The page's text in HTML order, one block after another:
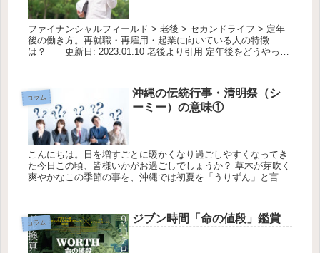
ファイナンシャルフィールド > 老後 > セカンドライフ > 定年
後の働き方。再就職・再雇用・起業に向いている人の特徴
は？ 更新日: 2023.01.10 老後より引用 定年後をどうやって
コラム
沖縄の伝統行事・清明祭（シ
ーミー）の意味①
こんにちは。日を増すごとに暖かくなり過ごしやすくなってき
た今日この頃、皆様いかがお過ごしでしょうか？ 草木が芽吹く
爽やかなこの季節の事を、沖縄では初夏を「うりずん」と言い
コラム ジブン時間「命の値段」鑑賞